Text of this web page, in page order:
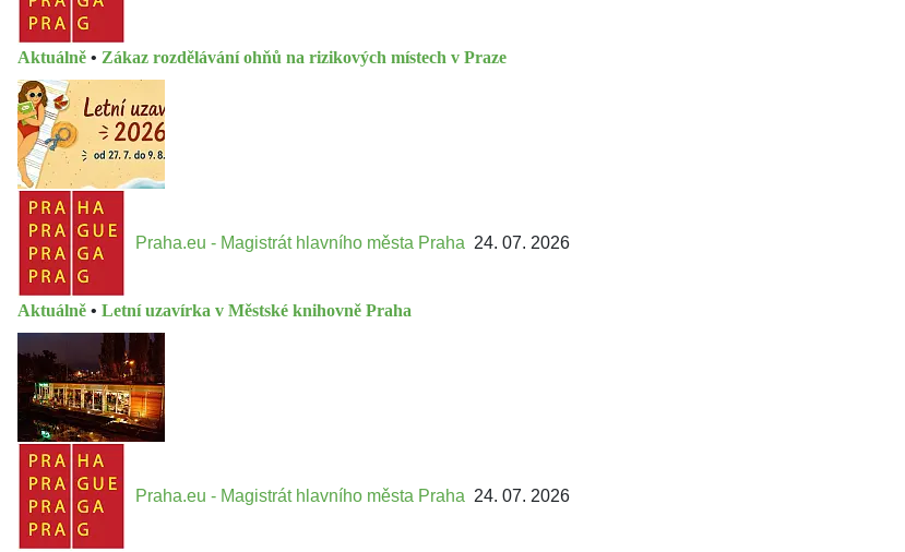
Aktuálně • Zákaz rozdělávání ohňů na rizikových místech v Praze
Praha.eu - Magistrát hlavního města Praha 24. 07. 2026
Aktuálně • Letní uzavírka v Městské knihovně Praha
Praha.eu - Magistrát hlavního města Praha 24. 07. 2026